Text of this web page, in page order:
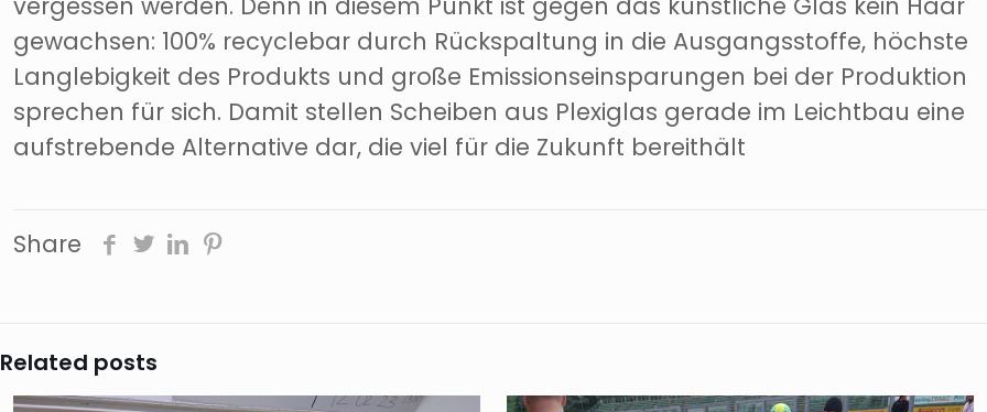
gewachsen: 100% recyclebar durch Rückspaltung in die Ausgangsstoffe, höchste
Langlebigkeit des Produkts und große Emissionseinsparungen bei der Produktion
sprechen für sich. Damit stellen Scheiben aus Plexiglas gerade im Leichtbau eine
aufstrebende Alternative dar, die viel für die Zukunft bereithält
Share
Related posts